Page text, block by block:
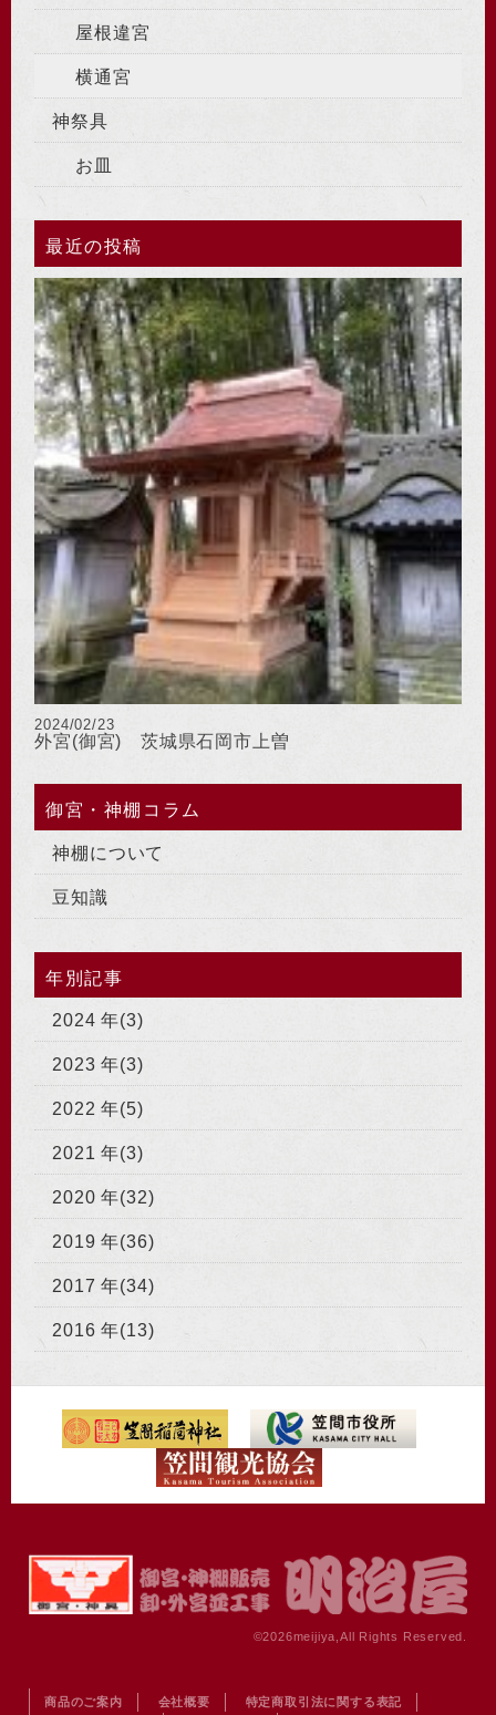
屋根違宮
横通宮
神祭具
お皿
最近の投稿
2024/02/23
外宮(御宮) 茨城県石岡市上曽
御宮・神棚コラム
神棚について
豆知識
年別記事
2024 年(3)
2023 年(3)
2022 年(5)
2021 年(3)
2020 年(32)
2019 年(36)
2017 年(34)
2016 年(13)
©2026meijiya,All Rights Reserved.
商品のご案内 会社概要 特定商取引法に関する表記